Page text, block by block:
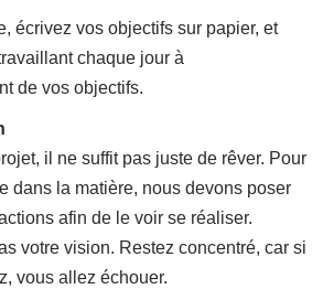
écrivez vos objectifs sur papier, et
chaque jour à
de vos objectifs.
il ne suffit pas juste de rêver. Pour
dans la matière, nous devons poser
afin de le voir se réaliser.
votre vision. Restez concentré, car si
vous allez échouer.